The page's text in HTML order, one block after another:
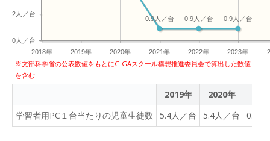
2018年 2019年 2020年 2021年 2022年 2023年
0人／台
2人／台
0.9人／台
0.9人／台
0.9人／台
※文部科学省の公表数値をもとにGIGAスクール構想推進委員会で算出した数値
を含む
2019年 2020年
学習者用PC１台当たりの児童生徒数
5.4人／台 5.4人／台 0.9人